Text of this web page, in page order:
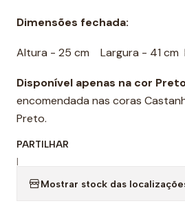
Dimensões fechada:
Altura - 25 cm Largura - 41 cm
Disponível apenas na cor
encomendada nas coras
Preto.
PARTILHAR
|
Mostrar stock das